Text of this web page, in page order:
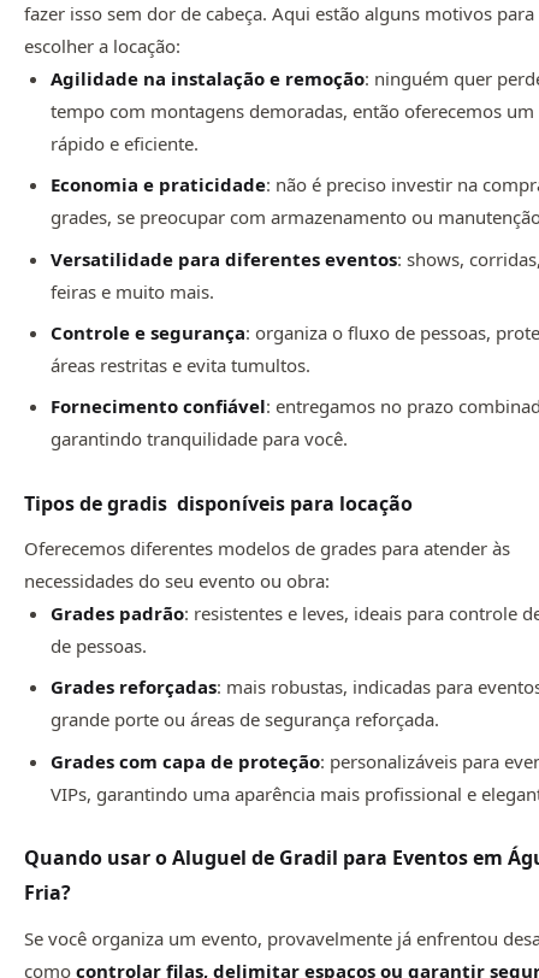
fazer isso sem dor de cabeça. Aqui estão alguns motivos para
escolher a locação:
Agilidade na instalação e remoção: ninguém quer
tempo com montagens demoradas, então oferecemos um
rápido e eficiente.
Economia e praticidade: não é preciso investir na
grades, se preocupar com armazenamento ou
Versatilidade para diferentes eventos: shows,
feiras e muito mais.
Controle e segurança: organiza o fluxo de pessoas,
áreas restritas e evita tumultos.
Fornecimento confiável: entregamos no prazo
garantindo tranquilidade para você.
Tipos de gradis disponíveis para locação
Oferecemos diferentes modelos de grades para atender às
necessidades do seu evento ou obra:
Grades padrão: resistentes e leves, ideais para controle
de pessoas.
Grades reforçadas: mais robustas, indicadas para
grande porte ou áreas de segurança reforçada.
Grades com capa de proteção: personalizáveis para
VIPs, garantindo uma aparência mais profissional e
Quando usar o Aluguel de Gradil para Eventos em
Fria?
Se você organiza um evento, provavelmente já enfrentou
como controlar filas, delimitar espaços ou garantir